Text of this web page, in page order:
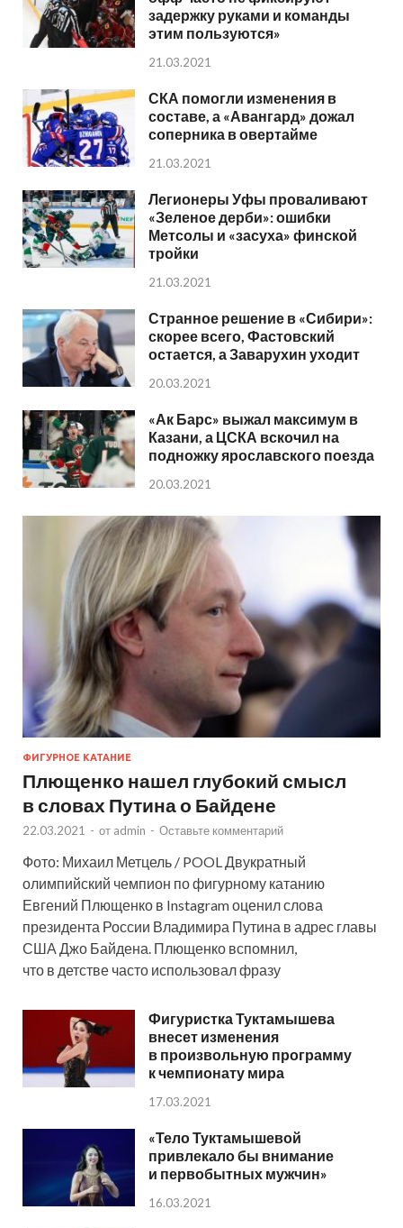
задержку руками и команды
этим пользуются»
21.03.2021
СКА помогли изменения в
составе, а «Авангард» дожал
соперника в овертайме
21.03.2021
Легионеры Уфы проваливают
«Зеленое дерби»: ошибки
Метсолы и «засуха» финской
тройки
21.03.2021
Странное решение в «Сибири»:
скорее всего, Фастовский
остается, а Заварухин уходит
20.03.2021
«Ак Барс» выжал максимум в
Казани, а ЦСКА вскочил на
подножку ярославского поезда
20.03.2021
ФИГУРНОЕ КАТАНИЕ
Плющенко нашел глубокий смысл
в словах Путина о Байдене
22.03.2021 - от admin - Оставьте комментарий
Фото: Михаил Метцель / POOL Двукратный
олимпийский чемпион по фигурному катанию
Евгений Плющенко в Instagram оценил слова
президента России Владимира Путина в адрес главы
США Джо Байдена. Плющенко вспомнил,
что в детстве часто использовал фразу
Фигуристка Туктамышева
внесет изменения
в произвольную программу
к чемпионату мира
17.03.2021
«Тело Туктамышевой
привлекало бы внимание
и первобытных мужчин»
16.03.2021